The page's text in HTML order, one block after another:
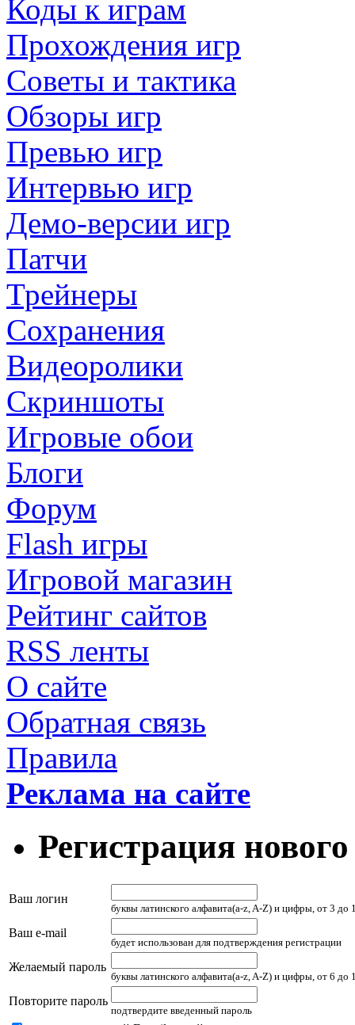
Коды к играм
Прохождения игр
Советы и тактика
Обзоры игр
Превью игр
Интервью игр
Демо-версии игр
Патчи
Трейнеры
Сохранения
Видеоролики
Скриншоты
Игровые обои
Блоги
Форум
Flash игры
Игровой магазин
Рейтинг сайтов
RSS ленты
О сайте
Обратная связь
Правила
Реклама на сайте
Регистрация
Ваш логин
буквы латинского алфавита(a-z, A-Z) и цифры, от 3 до
Ваш e-mail
будет использован для подтверждения регистрации
Желаемый пароль
буквы латинского алфавита(a-z, A-Z) и цифры, от 6 до
Повторите пароль
подтвердите введенный пароль